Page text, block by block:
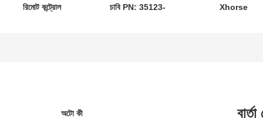
রিমোট কন্ট্রোল
চাবি PN: 35123-
Xhorse
অটো কী